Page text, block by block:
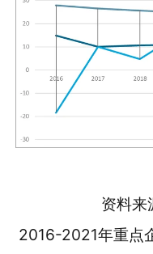
资料来
2016-2021年重点